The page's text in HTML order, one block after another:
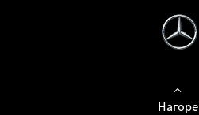
Нагоре